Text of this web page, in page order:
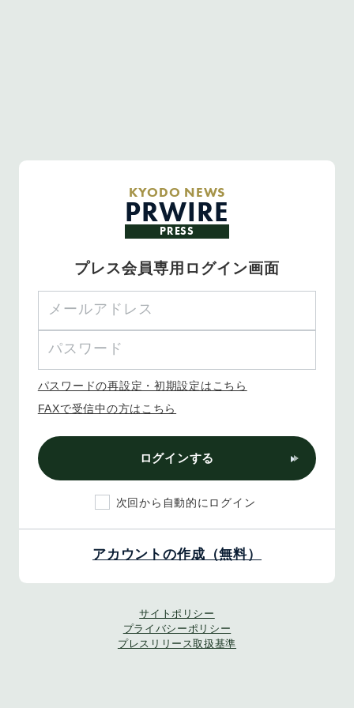
KYODO NEWS
PRWIRE
PRESS
プレス会員専用ログイン画面
パスワードの再設定・初期設定はこちら
FAXで受信中の方はこちら
ログインする
次回から自動的にログイン
アカウントの作成（無料）
サイトポリシー
プライバシーポリシー
プレスリリース取扱基準